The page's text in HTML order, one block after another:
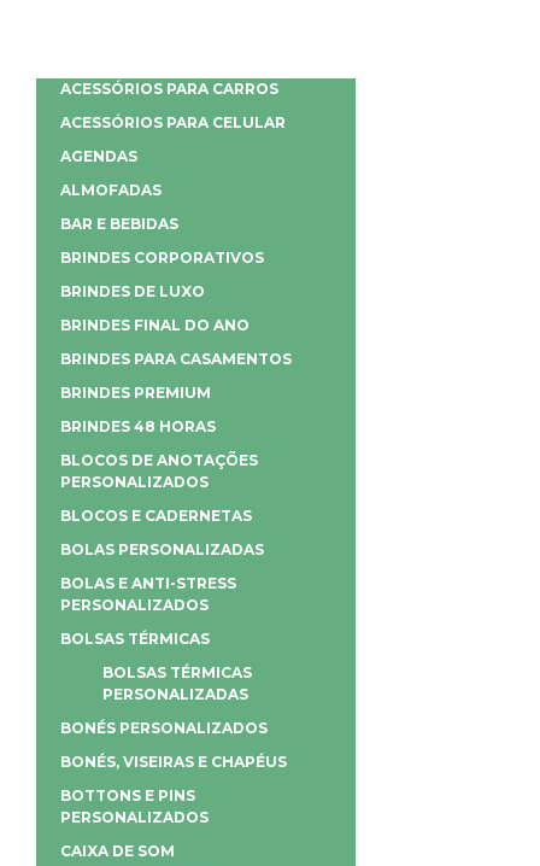
ACESSÓRIOS PARA CARROS
ACESSÓRIOS PARA CELULAR
AGENDAS
ALMOFADAS
BAR E BEBIDAS
BRINDES CORPORATIVOS
BRINDES DE LUXO
BRINDES FINAL DO ANO
BRINDES PARA CASAMENTOS
BRINDES PREMIUM
BRINDES 48 HORAS
BLOCOS DE ANOTAÇÕES
PERSONALIZADOS
BLOCOS E CADERNETAS
BOLAS PERSONALIZADAS
BOLAS E ANTI-STRESS
PERSONALIZADOS
BOLSAS TÉRMICAS
BOLSAS TÉRMICAS
PERSONALIZADAS
BONÉS PERSONALIZADOS
BONÉS, VISEIRAS E CHAPÉUS
BOTTONS E PINS
PERSONALIZADOS
CAIXA DE SOM